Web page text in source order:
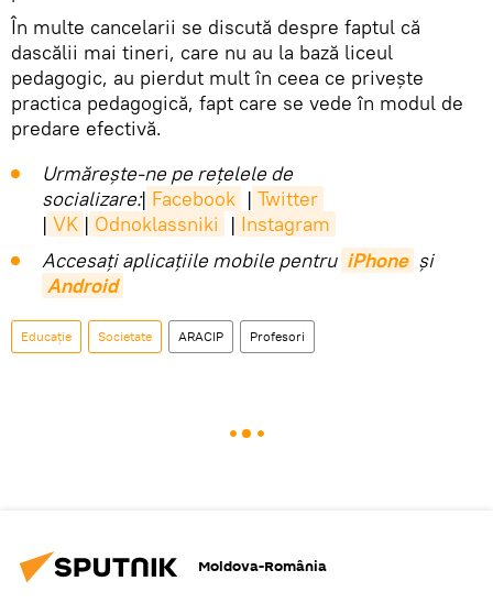
În multe cancelarii se discută despre faptul că
dascălii mai tineri, care nu au la bază liceul
pedagogic, au pierdut mult în ceea ce privește
practica pedagogică, fapt care se vede în modul de
predare efectivă.
Urmărește-ne pe rețelele de
socializare:| Facebook | Twitter
| VK | Odnoklassniki | Instagram
Accesaţi aplicaţiile mobile pentru iPhone și
Android
Educație Societate ARACIP Profesori
Moldova-România